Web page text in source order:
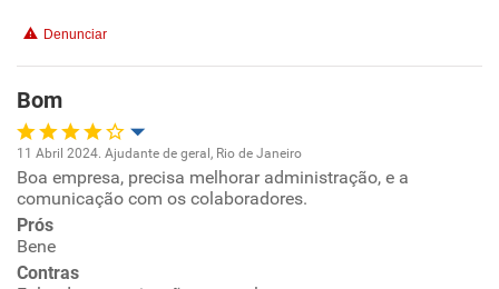
Recomenda a diretoria
Denunciar
Bom
Oportunidade de promoção
Ambiente de trabalho
11 Abril 2024. Ajudante de geral, Rio de Janeiro
Boa empresa, precisa melhorar administração, e a
comunicação com os colaboradores.
Prós
Bene
Contras